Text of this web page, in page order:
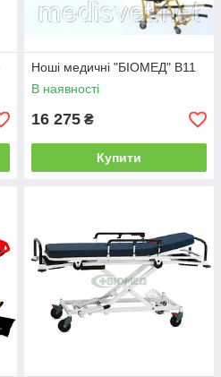
Ноші медичні "БІОМЕД" В11
В наявності
16 275 ₴
Купити